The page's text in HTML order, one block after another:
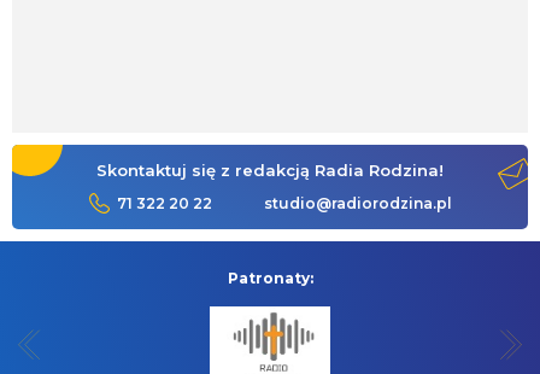
Skontaktuj się z redakcją Radia Rodzina!
71 322 20 22 studio@radiorodzina.pl
Patronaty: